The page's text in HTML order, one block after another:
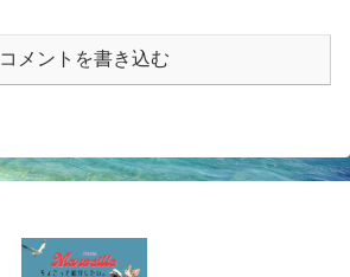
コメントを書き込む